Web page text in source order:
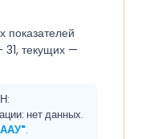
показателей
31, текущих —
нет данных.
.